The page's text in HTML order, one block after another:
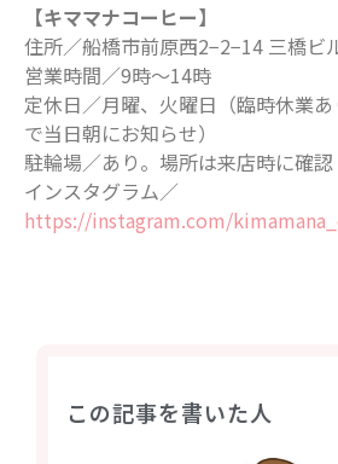
【キママナコーヒー】
住所／船橋市前原西2−2−14 三橋ビ
営業時間／9時〜14時
定休日／月曜、火曜日（臨時休業
で当日朝にお知らせ）
駐輪場／あり。場所は来店時に確認
インスタグラム／
https://instagram.com/
この記事を書いた人